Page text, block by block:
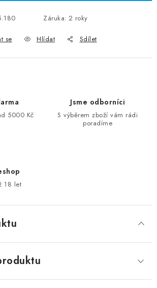
Záruka: 2 roky
se Hlídat Sdílet
5000 Kč
Jsme odborníci
S výběrem zboží vám rádi
poradíme
18 let